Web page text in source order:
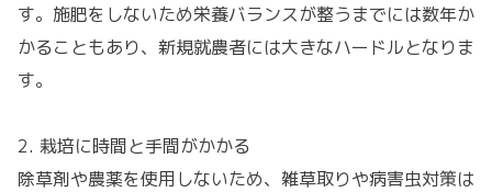
す。施肥をしないため栄養バランスが整うまでには数年か
かることもあり、新規就農者には大きなハードルとなりま
す。
2. 栽培に時間と手間がかかる
除草剤や農薬を使用しないため、雑草取りや病害虫対策は